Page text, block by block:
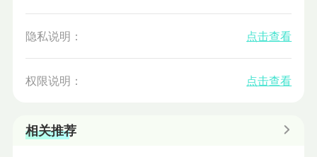
隐私说明： 点击查看
权限说明： 点击查看
相关推荐